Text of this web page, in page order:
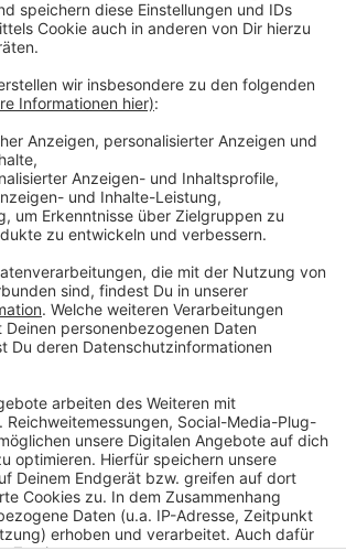
zu dem Einsatz äußern.
und Links zum Thema
Polizei:
Spiegel: